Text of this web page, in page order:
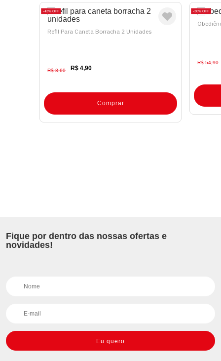
43% OFF
Refil Para Caneta Borracha 2 Unidades
R$ 8,60 R$ 4,90
Comprar
30% OFF
R$ 54,90
Fique por dentro das nossas ofertas e
novidades!
Eu quero